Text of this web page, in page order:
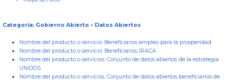
Categoría: Gobierno Abierto – Datos Abiertos
Nombre del producto o servicio: Beneficiarios empleo para la prosperidad
Nombre del producto o servicio: Beneficiarios IRACA
Nombre del producto o servicios: Conjunto de datos abiertos de la estrategia
UNIDOS
Nombre del producto o servicios: Conjunto de datos abiertos beneficiarios de